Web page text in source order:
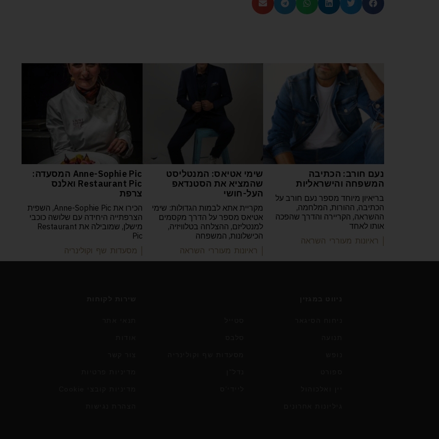
נעם חורב: הכתיבה
המשפחה והישראליות
בריאיון מיוחד מספר נעם חורב על
הכתיבה, ההורות, המלחמה,
ההשראה, הקריירה והדרך שהפכה
אותו לאחד
| ראיונות מעוררי השראה
שימי אטיאס: המנטליסט
שהמציא את הסטנדאפ
העל-חושי
מקריית אתא לבמות הגדולות: שימי
אטיאס מספר על הדרך מקסמים
למנטליזם, ההצלחה בטלוויזיה,
הכישלונות, המשפחה
| ראיונות מעוררי השראה
Anne-Sophie Pic המסעדה:
Restaurant Pic ואלנס
צרפת
הכירו את Anne-Sophie Pic, השפית
הצרפתייה היחידה עם שלושה כוכבי
מישלן, שמובילה את Restaurant
Pic
| מסעדות שף וקולינריה